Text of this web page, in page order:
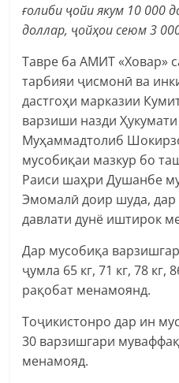
ғолиби ҷойи якум 10 000
доллар, ҷойҳои сеюм 3
Тавре ба АМИТ «Ховар»
тарбияи ҷисмонӣ ва
дастгоҳи марказии
варзиши назди
Муҳаммадтолиб
мусобиқаи мазкур бо
Раиси шаҳри Душанбе
Эмомалӣ доир шуда,
давлати дунё иштирок
Дар мусобиқа
ҷумла 65 кг, 71 кг, 78 кг,
рақобат менамоянд.
Тоҷикистонро дар ин
30 варзишгари
менамояд.